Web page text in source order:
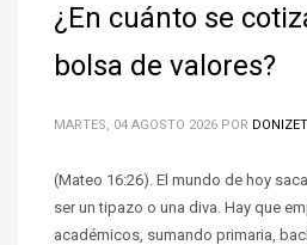
¿En cuánto se
bolsa de valores?
MARTES, 04 AGOSTO 2026 POR
(Mateo 16:26). El mundo de hoy
ser un tipazo o una diva. Hay que
académicos, sumando primaria,